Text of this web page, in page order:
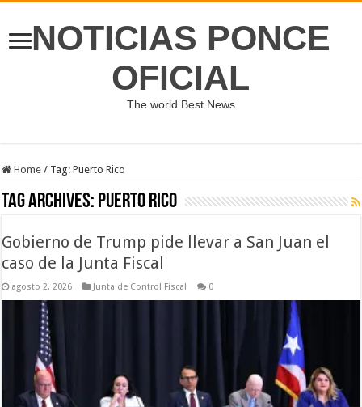
NOTICIAS PONCE
OFICIAL
The world Best News
Home / Tag:Puerto Rico
Tag Archives: Puerto Rico
Gobierno de Trump pide llevar a San Juan el
caso de la Junta Fiscal
agosto 2, 2026 Junta de Control Fiscal 0